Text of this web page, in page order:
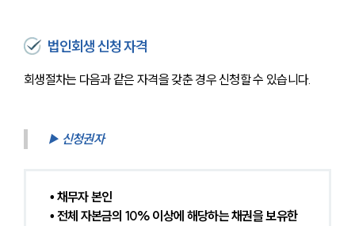
법인회생 신청 자격
회생절차는 다음과 같은 자격을 갖춘 경우 신청할 수 있습니다.
▶ 신청권자
• 채무자 본인
• 전체 자본금의 10% 이상에 해당하는 채권을 보유한